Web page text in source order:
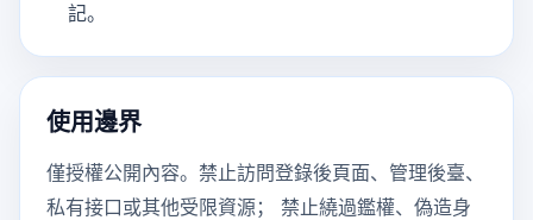
記。
使用邊界
僅授權公開內容。禁止訪問登錄後頁面、管理後臺、
私有接口或其他受限資源； 禁止繞過鑑權、偽造身